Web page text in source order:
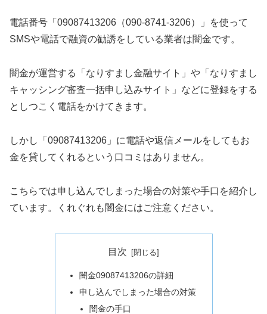
電話番号「09087413206（090-8741-3206）」を使って
SMSや電話で融資の勧誘をしている業者は闇金です。
闇金が運営する「なりすまし金融サイト」や「なりすまし
キャッシング審査一括申し込みサイト」などに登録をする
としつこく電話をかけてきます。
しかし「09087413206」に電話や返信メールをしてもお
金を貸してくれるという口コミはありません。
こちらでは申し込んでしまった場合の対策や手口を紹介し
ています。くれぐれも闇金にはご注意ください。
目次
闇金09087413206の詳細
申し込んでしまった場合の対策
闇金の手口